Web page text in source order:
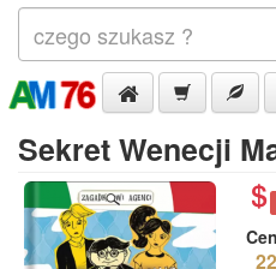
Sekret Wenecji